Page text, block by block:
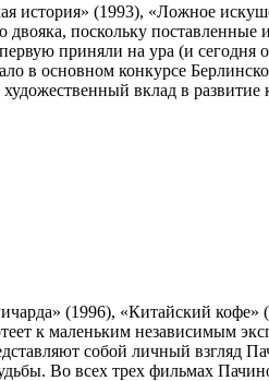
история» (1993), «Ложное
двояка, поскольку
приняли на ура (и сегодня
в основном конкурсе
вклад в
(1996), «Китайский кофе»
к маленьким независимым
собой личный взгляд
Во всех трех фильмах